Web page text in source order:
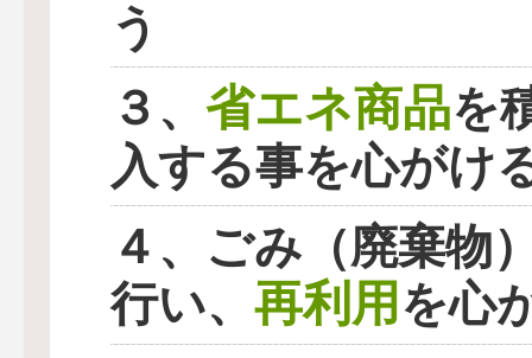
う
３、 省エネ商品を
入する事を心がけ
４、ごみ（廃棄物
行い、 再利用を心